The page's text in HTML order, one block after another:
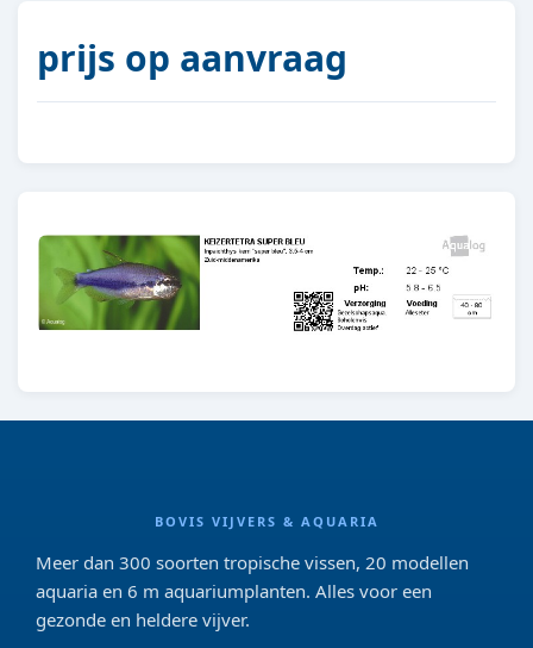
prijs op aanvraag
BOVIS VIJVERS & AQUARIA
Meer dan 300 soorten tropische vissen, 20 modellen
aquaria en 6 m aquariumplanten. Alles voor een
gezonde en heldere vijver.